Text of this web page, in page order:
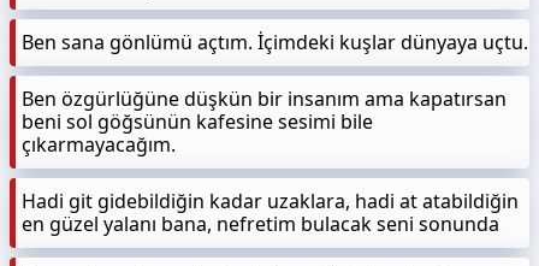
Ben sana gönlümü açtım. İçimdeki kuşlar dünyaya uçtu.
Ben özgürlüğüne düşkün bir insanım ama kapatırsan
beni sol göğsünün kafesine sesimi bile
çıkarmayacağım.
Hadi git gidebildiğin kadar uzaklara, hadi at atabildiğin
en güzel yalanı bana, nefretim bulacak seni sonunda